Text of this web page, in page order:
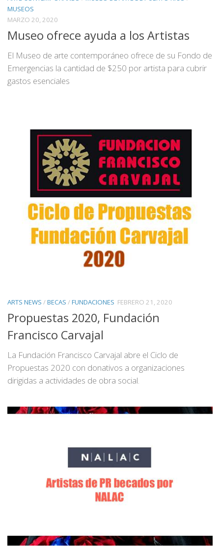
MUSEOS
MARZO 20, 2020
Museo ofrece ayuda a los Artistas
El Museo de arte contemporáneo ofrece de su Fondo de
Emergencias la cantidad de $250 por artista para cubrir
gastos esenciales
ARTS NEWS /BECAS /FUNDACIONES FEBRERO 21, 2020
Propuestas 2020, Fundación
Francisco Carvajal
La Fundación Francisco Carvajal abre el Ciclo de
Propuestas 2020 con donativos a organizaciones
dirigidas a actividades de obra social.